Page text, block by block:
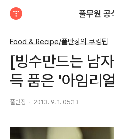
풀무원 공
Food & Recipe/풀반장의 쿠킹팁
[빙수만드는 남
득 품은 '아임리
풀반장 2013. 9. 1. 05:13